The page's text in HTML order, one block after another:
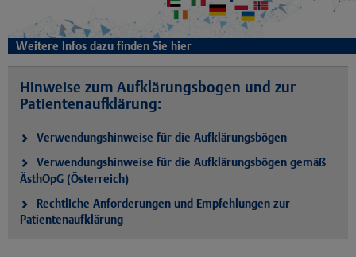
Weitere Infos dazu finden Sie hier
Hinweise zum Aufklärungsbogen und zur
Patientenaufklärung:
Verwendungshinweise für die Aufklärungsbögen
Verwendungshinweise für die Aufklärungsbögen gemäß
ÄsthOpG (Österreich)
Rechtliche Anforderungen und Empfehlungen zur
Patientenaufklärung